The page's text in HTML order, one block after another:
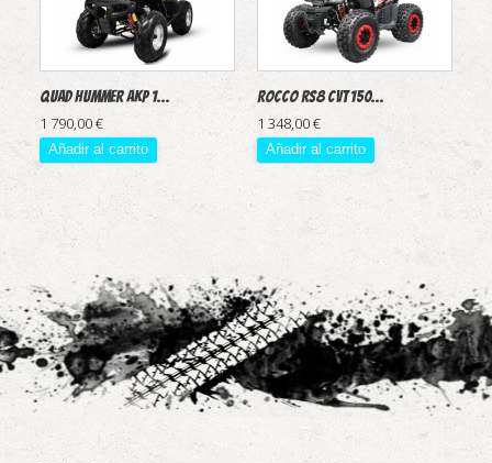
Quad Hummer AKP 1...
1 790,00 €
Añadir al carrito
Rocco RS8 CVT 150...
1 348,00 €
Añadir al carrito